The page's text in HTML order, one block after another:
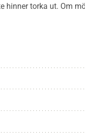
torka ut. Om